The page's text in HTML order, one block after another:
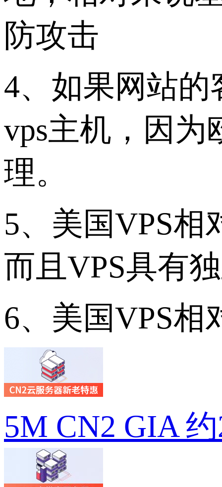
防攻击
4、如果网站
vps主机，因
理。
5、美国VPS
而且VPS具有
6、美国VPS相
5M CN2 GIA